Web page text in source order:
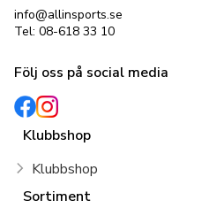
info@allinsports.se
Tel: 08-618 33 10
Följ oss på social media
Klubbshop
Klubbshop
Sortiment